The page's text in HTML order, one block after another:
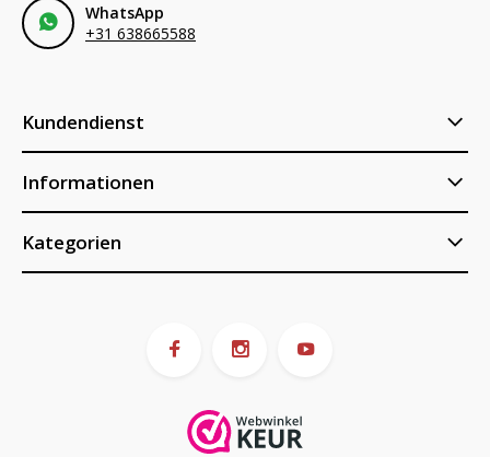
WhatsApp
+31 638665588
Kundendienst
Informationen
Kategorien